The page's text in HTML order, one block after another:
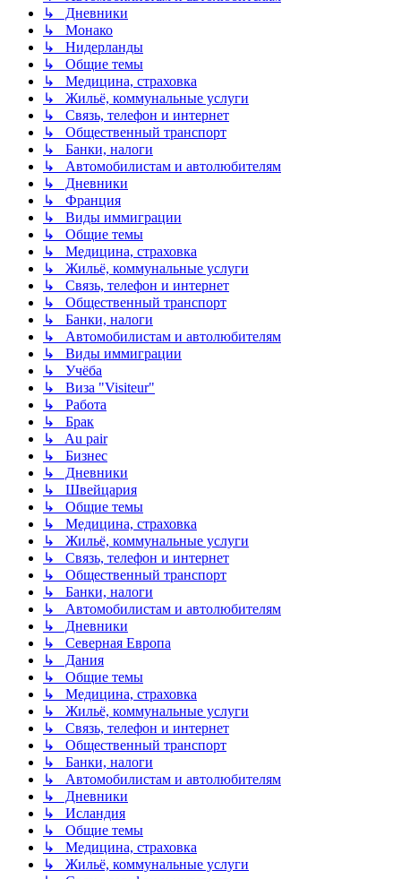
↳ Дневники
↳ Монако
↳ Нидерланды
↳ Общие темы
↳ Медицина, страховка
↳ Жильё, коммунальные услуги
↳ Связь, телефон и интернет
↳ Общественный транспорт
↳ Банки, налоги
↳ Автомобилистам и автолюбителям
↳ Дневники
↳ Франция
↳ Виды иммиграции
↳ Общие темы
↳ Медицина, страховка
↳ Жильё, коммунальные услуги
↳ Связь, телефон и интернет
↳ Общественный транспорт
↳ Банки, налоги
↳ Автомобилистам и автолюбителям
↳ Виды иммиграции
↳ Учёба
↳ Виза "Visiteur"
↳ Работа
↳ Брак
↳ Au pair
↳ Бизнес
↳ Дневники
↳ Швейцария
↳ Общие темы
↳ Медицина, страховка
↳ Жильё, коммунальные услуги
↳ Связь, телефон и интернет
↳ Общественный транспорт
↳ Банки, налоги
↳ Автомобилистам и автолюбителям
↳ Дневники
↳ Северная Европа
↳ Дания
↳ Общие темы
↳ Медицина, страховка
↳ Жильё, коммунальные услуги
↳ Связь, телефон и интернет
↳ Общественный транспорт
↳ Банки, налоги
↳ Автомобилистам и автолюбителям
↳ Дневники
↳ Исландия
↳ Общие темы
↳ Медицина, страховка
↳ Жильё, коммунальные услуги